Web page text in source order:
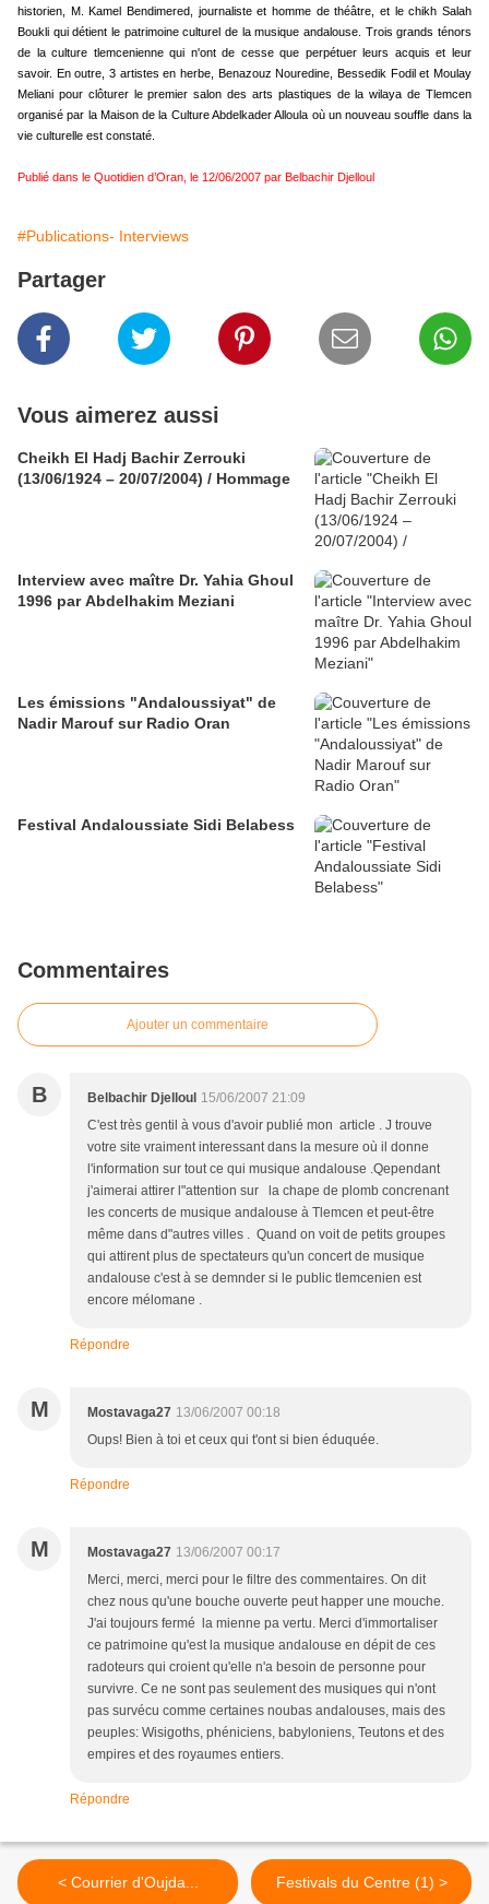
historien, M. Kamel Bendimered, journaliste et homme de théâtre, et le chikh Salah
Boukli qui détient le patrimoine culturel de la musique andalouse. Trois grands ténors
de la culture tlemcenienne qui n'ont de cesse que perpétuer leurs acquis et leur
savoir. En outre, 3 artistes en herbe, Benazouz Nouredine, Bessedik Fodil et Moulay
Meliani pour clôturer le premier salon des arts plastiques de la wilaya de Tlemcen
organisé par la Maison de la Culture Abdelkader Alloula où un nouveau souffle dans la
vie culturelle est constaté.
Publié dans le Quotidien d’Oran, le 12/06/2007 par Belbachir Djelloul
#Publications- Interviews
Partager
Vous aimerez aussi
Cheikh El Hadj Bachir Zerrouki
(13/06/1924 – 20/07/2004) / Hommage
Interview avec maître Dr. Yahia Ghoul
1996 par Abdelhakim Meziani
Les émissions "Andaloussiyat" de
Nadir Marouf sur Radio Oran
Festival Andaloussiate Sidi Belabess
Commentaires
Ajouter un commentaire
B Belbachir Djelloul 15/06/2007 21:09
C'est très gentil à vous d'avoir publié mon article . J trouve
votre site vraiment interessant dans la mesure où il donne
l'information sur tout ce qui musique andalouse .Qependant
j'aimerai attirer l"attention sur la chape de plomb concrenant
les concerts de musique andalouse à Tlemcen et peut-être
même dans d"autres villes . Quand on voit de petits groupes
qui attirent plus de spectateurs qu'un concert de musique
andalouse c'est à se demnder si le public tlemcenien est
encore mélomane .
Répondre
M Mostavaga27 13/06/2007 00:18
Oups! Bien à toi et ceux qui t'ont si bien éduquée.
Répondre
M Mostavaga27 13/06/2007 00:17
Merci, merci, merci pour le filtre des commentaires. On dit
chez nous qu'une bouche ouverte peut happer une mouche.
J'ai toujours fermé la mienne pa vertu. Merci d'immortaliser
ce patrimoine qu'est la musique andalouse en dépit de ces
radoteurs qui croient qu'elle n'a besoin de personne pour
survivre. Ce ne sont pas seulement des musiques qui n'ont
pas survécu comme certaines noubas andalouses, mais des
peuples: Wisigoths, phéniciens, babyloniens, Teutons et des
empires et des royaumes entiers.
Répondre
< Courrier d'Oujda... Festivals du Centre (1) >